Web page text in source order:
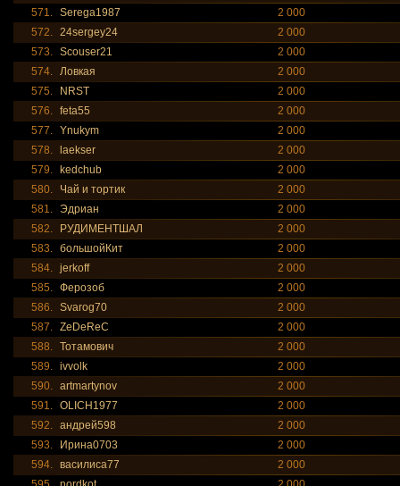
571. Serega1987
2 000
572. 24sergey24
2 000
573. Scouser21
2 000
574. Ловкая
2 000
575.
NRST
2 000
576. feta55
2 000
577. Ynukym
2 000
578.
laekser
2 000
579.
kedchub
2 000
580.
Чай и тортик
2 000
581. Эдриан
2 000
582.
РУДИМЕНТШАЛ
2 000
583. большойКит
2 000
584. jerkoff
2 000
585. Ферозоб
2 000
586. Svarog70
2 000
587. ZeDeReC
2 000
588. Тотамович
2 000
589. ivvolk
2 000
590. artmartynov
2 000
591. OLICH1977
2 000
592. андрей598
2 000
593.
Ирина0703
2 000
594. василиса77
2 000